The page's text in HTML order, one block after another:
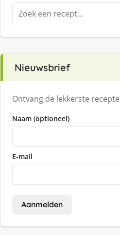
Zoeken
naar:
Nieuwsbrief
Ontvang de lekkerste
Naam (optioneel)
E-mail
Aanmelden